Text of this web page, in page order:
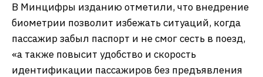
В Минцифры изданию отметили, что внедрение
биометрии позволит избежать ситуаций, когда
пассажир забыл паспорт и не смог сесть в поезд,
«а также повысит удобство и скорость
идентификации пассажиров без предъявления